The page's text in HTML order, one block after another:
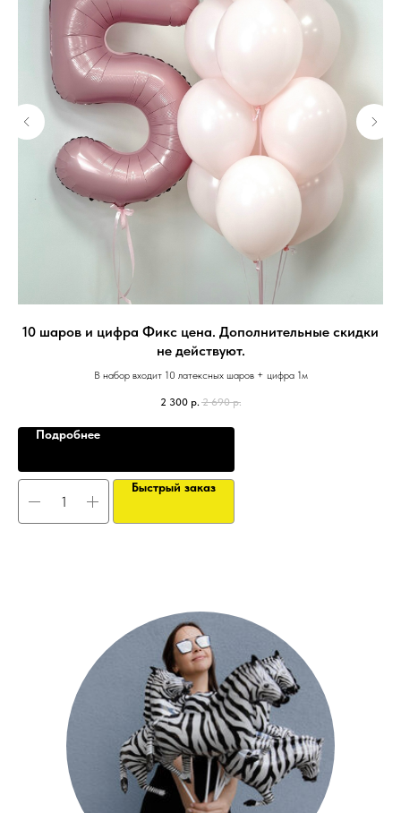
10 шаров и цифра Фикс цена. Дополнительные скидки
не действуют.
В набор входит 10 латексных шаров + цифра 1м
2 300 р. 2 690 р.
Подробнее
Быстрый заказ